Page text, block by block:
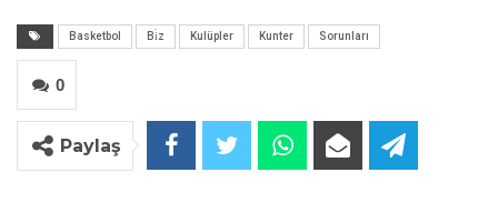
Basketbol Bi̇z Kulüpler Kunter Sorunları
0
Paylaş